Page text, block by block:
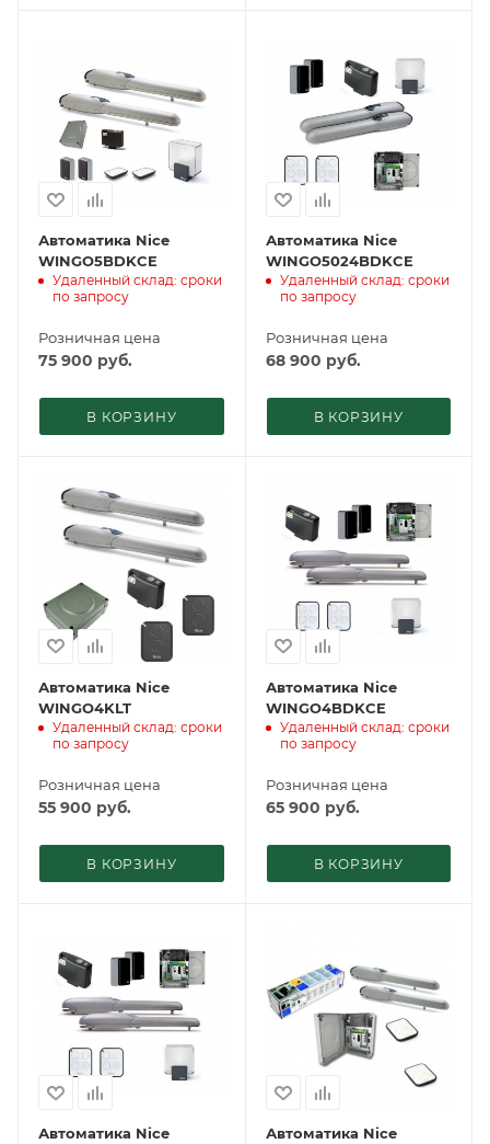
Автоматика Nice
WINGO5BDKCE
Удаленный склад: сроки
по запросу
Розничная цена
75 900 руб.
В КОРЗИНУ
Автоматика Nice
WINGO5024BDKCE
Удаленный склад: сроки
по запросу
Розничная цена
68 900 руб.
В КОРЗИНУ
Автоматика Nice
WINGO4KLT
Удаленный склад: сроки
по запросу
Розничная цена
55 900 руб.
В КОРЗИНУ
Автоматика Nice
WINGO4BDKCE
Удаленный склад: сроки
по запросу
Розничная цена
65 900 руб.
В КОРЗИНУ
Автоматика Nice
Автоматика Nice